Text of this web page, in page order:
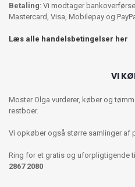
Betaling: Vi modtager
Mastercard, Visa, Mobilepay og
Læs alle handelsbetingelser her
VI
Moster Olga vurderer, køber og
restboer.
Vi opkøber også større samlinger af
Ring for et gratis og uforpligtigende
2867 2080